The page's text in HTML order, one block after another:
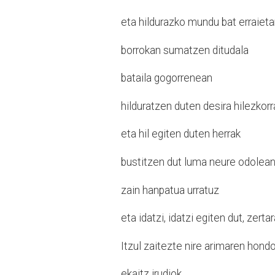
eta hildurazko mundu bat
borrokan sumatzen ditudala
bataila gogorrenean
hilduratzen duten desira
eta hil egiten duten herrak
bustitzen dut luma neure odolean
zain hanpatua urratuz
eta idatzi, idatzi egiten dut,
Itzul zaitezte nire arimaren